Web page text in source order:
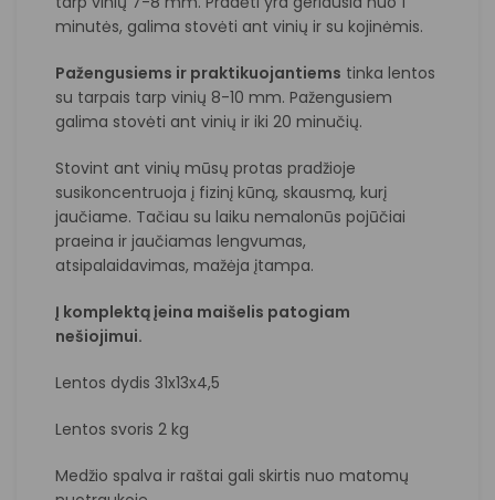
minutės, galima stovėti ant vinių ir su kojinėmis.
Pažengusiems ir praktikuojantiems tinka lentos
su tarpais tarp vinių 8-10 mm. Pažengusiem
galima stovėti ant vinių ir iki 20 minučių.
Stovint ant vinių mūsų protas pradžioje
susikoncentruoja į fizinį kūną, skausmą, kurį
jaučiame. Tačiau su laiku nemalonūs pojūčiai
praeina ir jaučiamas lengvumas,
atsipalaidavimas, mažėja įtampa.
Į komplektą įeina maišelis patogiam
nešiojimui.
Lentos dydis 31x13x4,5
Lentos svoris 2 kg
Medžio spalva ir raštai gali skirtis nuo matomų